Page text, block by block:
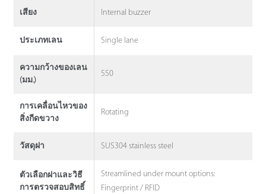
เสียง Internal buzzer
ประเภทเลน Single lane
ความกว้างของเลน
(มม.)
550
การเคลื่อนไหวของ
สิ่งกีดขวาง
Rotating
วัสดุฝา SUS304 stainless steel
ตัวเลือกฝาและวิธี
การตรวจสอบสิทธิ์
Streamlined under mount options:
Fingerprint / RFID